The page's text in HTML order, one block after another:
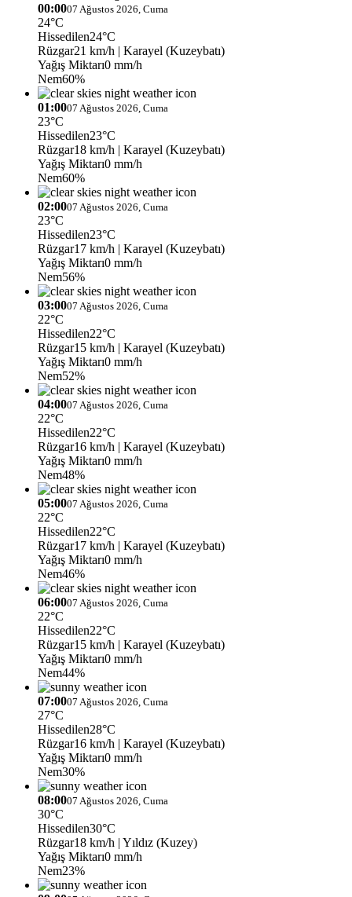
00:0007 Ağustos 2026, Cuma
24°C
Hissedilen24°C
Rüzgar21 km/h | Karayel (Kuzeybatı)
Yağış Miktarı0 mm/h
Nem60%
01:0007 Ağustos 2026, Cuma
23°C
Hissedilen23°C
Rüzgar18 km/h | Karayel (Kuzeybatı)
Yağış Miktarı0 mm/h
Nem60%
02:0007 Ağustos 2026, Cuma
23°C
Hissedilen23°C
Rüzgar17 km/h | Karayel (Kuzeybatı)
Yağış Miktarı0 mm/h
Nem56%
03:0007 Ağustos 2026, Cuma
22°C
Hissedilen22°C
Rüzgar15 km/h | Karayel (Kuzeybatı)
Yağış Miktarı0 mm/h
Nem52%
04:0007 Ağustos 2026, Cuma
22°C
Hissedilen22°C
Rüzgar16 km/h | Karayel (Kuzeybatı)
Yağış Miktarı0 mm/h
Nem48%
05:0007 Ağustos 2026, Cuma
22°C
Hissedilen22°C
Rüzgar17 km/h | Karayel (Kuzeybatı)
Yağış Miktarı0 mm/h
Nem46%
06:0007 Ağustos 2026, Cuma
22°C
Hissedilen22°C
Rüzgar15 km/h | Karayel (Kuzeybatı)
Yağış Miktarı0 mm/h
Nem44%
07:0007 Ağustos 2026, Cuma
27°C
Hissedilen28°C
Rüzgar16 km/h | Karayel (Kuzeybatı)
Yağış Miktarı0 mm/h
Nem30%
08:0007 Ağustos 2026, Cuma
30°C
Hissedilen30°C
Rüzgar18 km/h | Yıldız (Kuzey)
Yağış Miktarı0 mm/h
Nem23%